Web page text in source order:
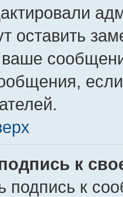
оставить
ваше
к
подпись к